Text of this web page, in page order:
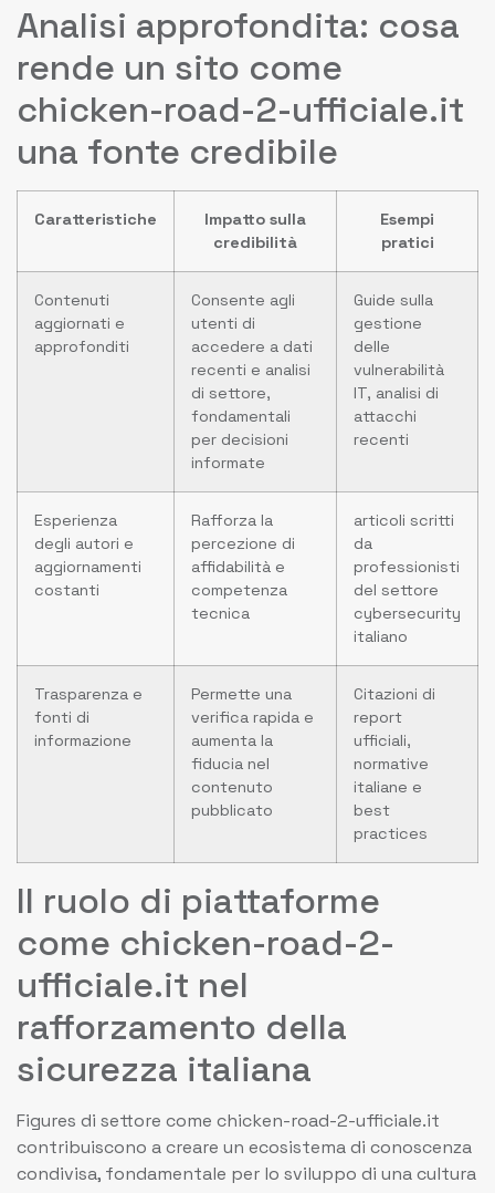
Analisi approfondita: cosa
rende un sito come
chicken-road-2-ufficiale.it
una fonte credibile
Caratteristiche
Impatto sulla
credibilità
Esempi
pratici
Contenuti
aggiornati e
approfonditi
Consente agli
utenti di
accedere a dati
recenti e analisi
di settore,
fondamentali
per decisioni
informate
Guide sulla
gestione
delle
vulnerabilità
IT, analisi di
attacchi
recenti
Esperienza
degli autori e
aggiornamenti
costanti
Rafforza la
percezione di
affidabilità e
competenza
tecnica
articoli scritti
da
professionisti
del settore
cybersecurity
italiano
Trasparenza e
fonti di
informazione
Permette una
verifica rapida e
aumenta la
fiducia nel
contenuto
pubblicato
Citazioni di
report
ufficiali,
normative
italiane e
best
practices
Il ruolo di piattaforme
come chicken-road-2-
ufficiale.it nel
rafforzamento della
sicurezza italiana
Figures di settore come chicken-road-2-ufficiale.it
contribuiscono a creare un ecosistema di conoscenza
condivisa, fondamentale per lo sviluppo di una cultura